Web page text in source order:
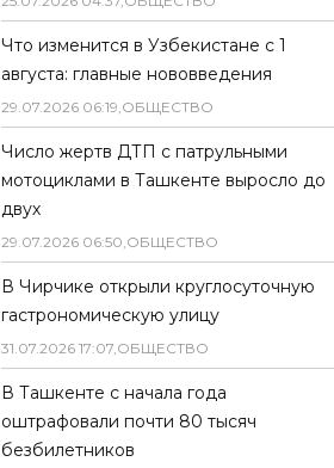
Что изменится в Узбекистане с 1
августа: главные нововведения
29.07.2026 06:19,ОБЩЕСТВО
Число жертв ДТП с патрульными
мотоциклами в Ташкенте выросло до
двух
29.07.2026 06:50,ОБЩЕСТВО
В Чирчике открыли круглосуточную
гастрономическую улицу
31.07.2026 17:07,ОБЩЕСТВО
В Ташкенте с начала года
оштрафовали почти 80 тысяч
безбилетников